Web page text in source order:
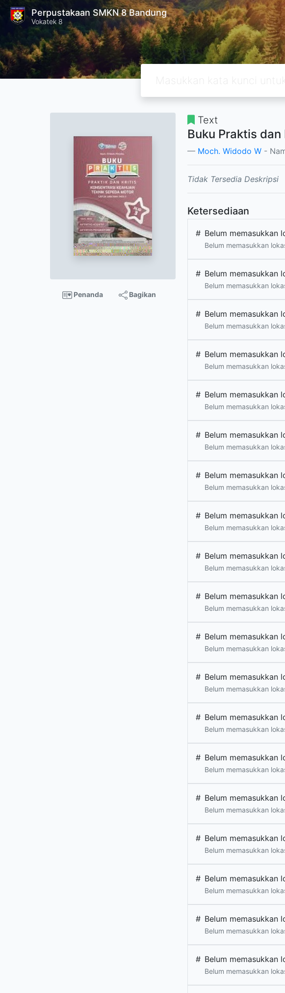
Perpustakaan SMKN 8 Bandung
Vokatek 8
Penanda Bagikan
Text
Buku Praktis
Moch. Widodo W -
Tidak Tersedia Deskripsi
Ketersediaan
# Belum memasukkan
Belum memasukkan
# Belum memasukkan
Belum memasukkan
# Belum memasukkan
Belum memasukkan
# Belum memasukkan
Belum memasukkan
# Belum memasukkan
Belum memasukkan
# Belum memasukkan
Belum memasukkan
# Belum memasukkan
Belum memasukkan
# Belum memasukkan
Belum memasukkan
# Belum memasukkan
Belum memasukkan
# Belum memasukkan
Belum memasukkan
# Belum memasukkan
Belum memasukkan
# Belum memasukkan
Belum memasukkan
# Belum memasukkan
Belum memasukkan
# Belum memasukkan
Belum memasukkan
# Belum memasukkan
Belum memasukkan
# Belum memasukkan
Belum memasukkan
# Belum memasukkan
Belum memasukkan
# Belum memasukkan
Belum memasukkan
# Belum memasukkan
Belum memasukkan